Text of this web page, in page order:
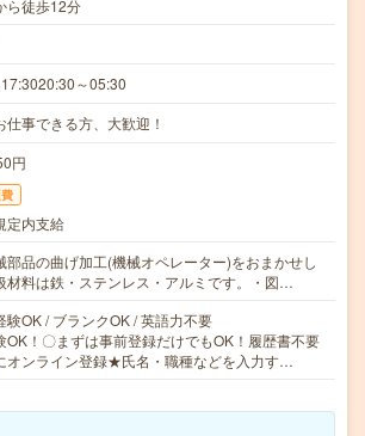
ら徒歩12分
～05:30
仕事できる方、大歓迎！
円
定内支給
部品の曲げ加工(機械オペレーター)をおまかせし
材料は鉄・ステンレス・アルミです。・図…
験OK / ブランクOK / 英語力不要
！〇まずは事前登録だけでもOK！履歴書不要
オンライン登録★氏名・職種などを入力す…